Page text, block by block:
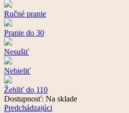
Ručné pranie
Pranie do 30
Nesušiť
Nebieliť
Žehliť do 110
Dostupnosť: Na sklade
Predchádzajúci